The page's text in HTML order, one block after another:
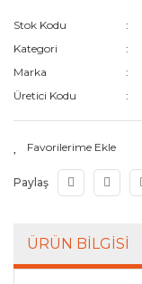
Stok Kodu
Kategori
Marka
Üretici Kodu
Paylaş
ÜRÜN BILGISI